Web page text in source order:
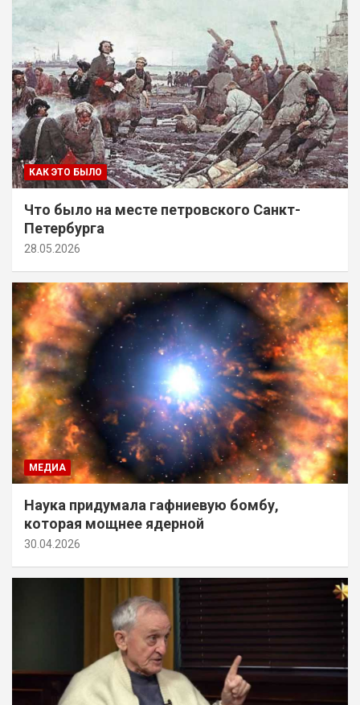
КАК ЭТО БЫЛО
Что было на месте петровского Санкт-
Петербурга
28.05.2026
МЕДИА
Наука придумала гафниевую бомбу,
которая мощнее ядерной
30.04.2026